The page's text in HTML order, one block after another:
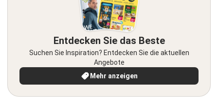
Entdecken Sie das Beste
Suchen Sie Inspiration? Entdecken Sie die aktuellen
Angebote
Mehr anzeigen